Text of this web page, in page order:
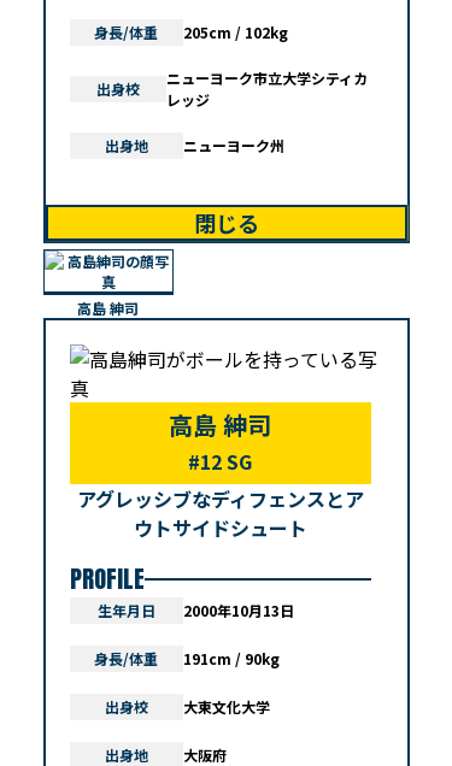
身長/体重 205cm / 102kg
出身校
ニューヨーク市立大学シティカ
レッジ
出身地 ニューヨーク州
閉じる
高島 紳司
高島 紳司
#12 SG
アグレッシブなディフェンスとア
ウトサイドシュート
PROFILE
生年月日 2000年10月13日
身長/体重 191cm / 90kg
出身校 大東文化大学
出身地 大阪府